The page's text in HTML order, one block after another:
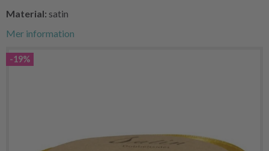
Material: satin
Mer information
-19%